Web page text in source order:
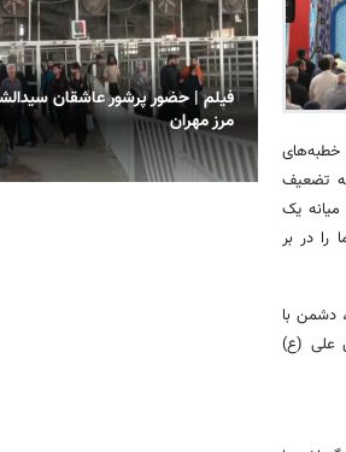
خطبه‌های
تضعیف
یک
را در بر
دشمن با
علی (ع)
فیلم | حضور پرشور عاشقان
مرز مهران